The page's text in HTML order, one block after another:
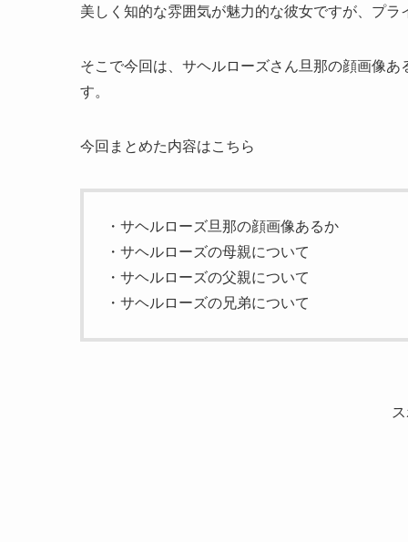
美しく知的な雰囲気が魅力的な彼女ですが、プ
そこで今回は、サヘルローズさん旦那の顔画像
す。
今回まとめた内容はこちら
・サヘルローズ旦那の顔画像あるか
・サヘルローズの母親について
・サヘルローズの父親について
・サヘルローズの兄弟について